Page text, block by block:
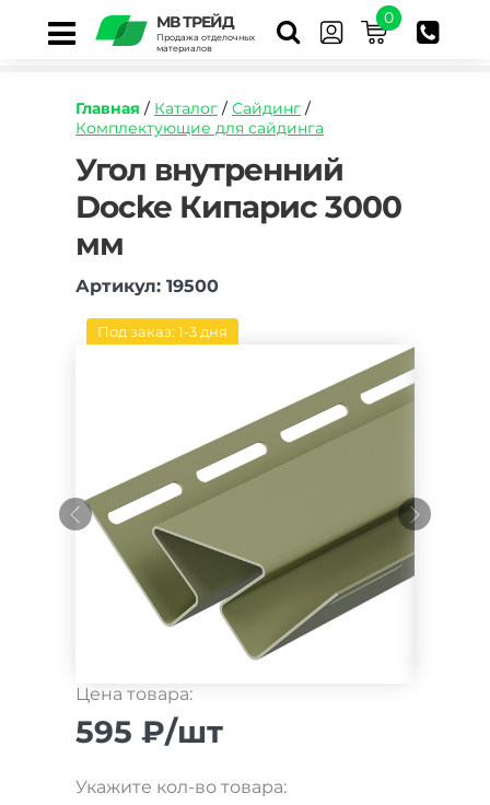
МВ ТРЕЙД
Продажа отделочных
материалов
0
Главная / Каталог / Сайдинг /
Комплектующие для сайдинга
https://mvtrade.ru/images/id/normal/ugol-
vnutrennij-
docke-
kiparis-
3000-
Угол внутренний
Docke Кипарис 3000
мм
Артикул: 19500
Под заказ: 1-3 дня
Цена товара:
595 ₽/шт
Укажите кол-во товара: